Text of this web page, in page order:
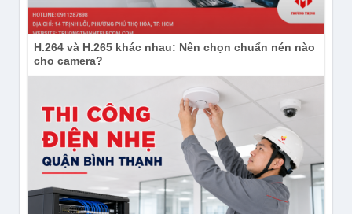
H.264 và H.265 khác nhau: Nên chọn chuẩn nén nào
cho camera?